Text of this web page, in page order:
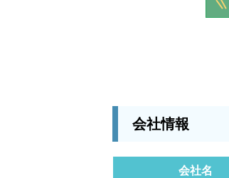
会社情報
会社名